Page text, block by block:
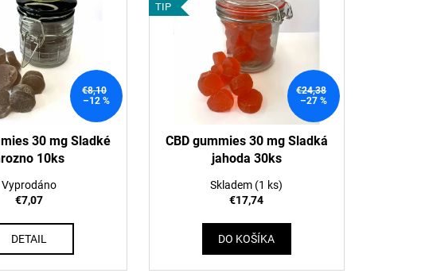
€8,10
–12 %
30 mg Sladké
10ks
Vyprodáno
€7,07
DETAIL
TIP
€24,38
–27 %
CBD gummies 30 mg Sladká
jahoda 30ks
Skladem (1 ks)
€17,74
DO KOŠÍKA